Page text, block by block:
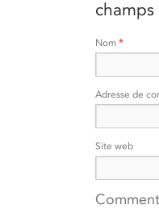
Nom *
Adresse de
Site web